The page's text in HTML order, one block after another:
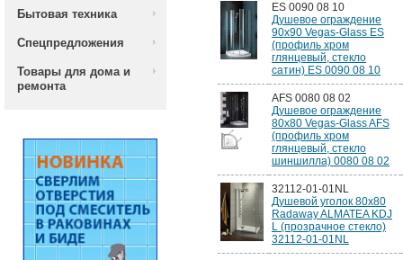
Бытовая техника
Спецпредложения
Товары для дома и
ремонта
ES 0090 08 10
Душевое ограждение
90x90 Vegas-Glass ES
(профиль хром
глянцевый, стекло
сатин) ES 0090 08 10
AFS 0080 08 02
Душевое ограждение
80x80 Vegas-Glass AFS
(профиль хром
глянцевый, стекло
шиншилла) 0080 08 02
32112-01-01NL
Душевой уголок 80х80
Radaway ALMATEA KDJ
L (прозрачное стекло)
32112-01-01NL